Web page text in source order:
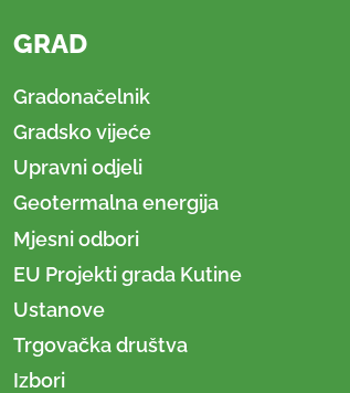
GRAD
Gradonačelnik
Gradsko vijeće
Upravni odjeli
Geotermalna energija
Mjesni odbori
EU Projekti grada Kutine
Ustanove
Trgovačka društva
Izbori